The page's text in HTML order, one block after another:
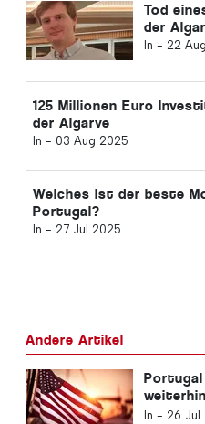
Tod
der
In - 22
125 Millionen Euro
der Algarve
In - 03 Aug 2025
Welches ist der beste
Portugal?
In - 27 Jul 2025
Andere Artikel
wegen
In - 26 Jul